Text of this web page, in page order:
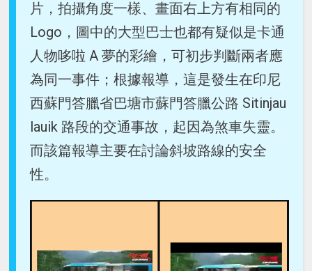
片，拍攝角度一樣、畫面右上方有相同的
Logo，圖中的大型巴士也都有疑似是卡通
人物哆啦 A 夢的彩繪，可初步判斷兩者應
為同一事件；根據報導，這是發生在印尼
西蘇門答臘省巴塘市蘇門答臘公路 Sitinjau
lauik 路段的交通事故，起因為煞車失靈。
而該篇報導主要在討論斜坡路線的安全
性。